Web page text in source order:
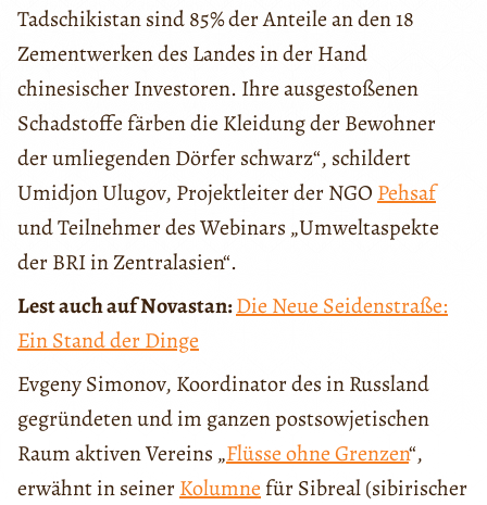
Tadschikistan sind 85% der Anteile an den 18
Zementwerken des Landes in der Hand
chinesischer Investoren. Ihre ausgestoßenen
Schadstoffe färben die Kleidung der Bewohner
der umliegenden Dörfer schwarz“, schildert
Umidjon Ulugov, Projektleiter der NGO Pehsaf
und Teilnehmer des Webinars „Umweltaspekte
der BRI in Zentralasien“.
Lest auch auf Novastan:Die Neue Seidenstraße:
Ein Stand der Dinge
Evgeny Simonov, Koordinator des in Russland
gegründeten und im ganzen postsowjetischen
Raum aktiven Vereins „Flüsse ohne Grenzen“,
erwähnt in seinerKolumnefür Sibreal (sibirischer